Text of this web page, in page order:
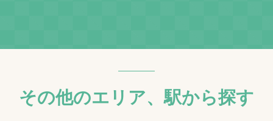
その他のエリア、駅から探す